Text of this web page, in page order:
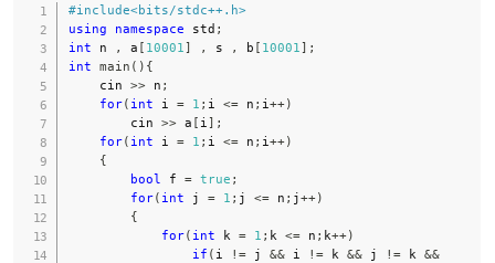
#include<bits/stdc++.h>
using
namespace std ;
int n , a [ 10001 ] , s , b [ 10001 ] ;
int main ( ) {
    cin
>> n ;
for( int i = 1 ; i <= n ; i ++)
        cin
>> a [ i ] ;
for( int i = 1 ; i <= n ; i ++)
{
bool
f = true ;
for( int j = 1 ; j <= n ; j++)
{
for( int k = 1 ; k <= n ; k++)
if ( i != j && i != k && j != k &&